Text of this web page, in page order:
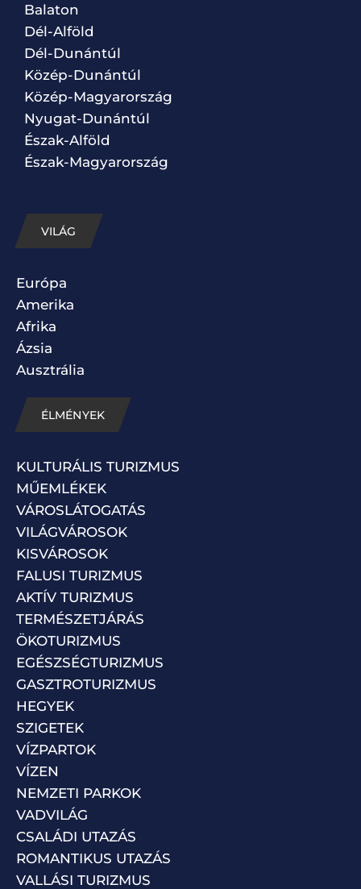
Balaton
Dél-Alföld
Dél-Dunántúl
Közép-Dunántúl
Közép-Magyarország
Nyugat-Dunántúl
Észak-Alföld
Észak-Magyarország
VILÁG
Európa
Amerika
Afrika
Ázsia
Ausztrália
ÉLMÉNYEK
KULTURÁLIS TURIZMUS
MŰEMLÉKEK
VÁROSLÁTOGATÁS
VILÁGVÁROSOK
KISVÁROSOK
FALUSI TURIZMUS
AKTÍV TURIZMUS
TERMÉSZETJÁRÁS
ÖKOTURIZMUS
EGÉSZSÉGTURIZMUS
GASZTROTURIZMUS
HEGYEK
SZIGETEK
VÍZPARTOK
VÍZEN
NEMZETI PARKOK
VADVILÁG
CSALÁDI UTAZÁS
ROMANTIKUS UTAZÁS
VALLÁSI TURIZMUS